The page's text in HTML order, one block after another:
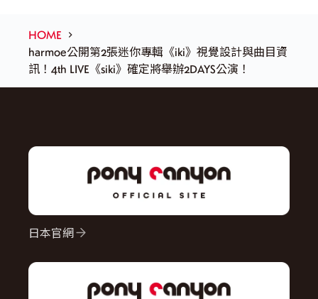
HOME
harmoe公開第2張迷你專輯《iki》視覺設計與曲目資
訊！4th LIVE《siki》確定將舉辦2DAYS公演！
日本官網